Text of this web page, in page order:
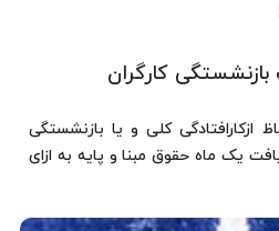
ازکارافتادگی کلی و یا بازنشستگی
یک ماه حقوق مبنا و پایه به ازای